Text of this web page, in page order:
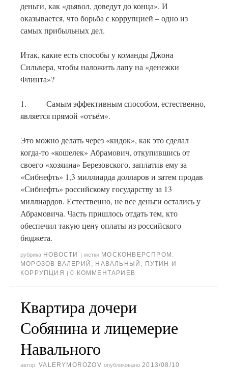
деньги, как «дьявол, доведут до конца». И
оказывается, что борьба с коррупцией – одно из
самых прибыльных дел.
Итак, какие есть способы у команды Джона
Сильвера, чтобы наложить лапу на «денежки
Флинта»?
1. Самым эффективным способом, естественно,
является прямой «отъём».
Это можно делать через «кидок», как это сделал
когда-то «кошелек» Абрамович, откупившись от
своего «хозяина» Березовского, заплатив ему за
«Сибнефть» 1,3 миллиарда долларов и затем продав
«Сибнефть» российскому государству за 13
миллиардов. Естественно, не все деньги остались у
Абрамовича. Часть пришлось отдать тем, кто
обеспечил такую цену оплаты из российского
бюджета.
рубрика НОВОСТИ | метки МОСКОНВЕРСПРОМ.
МОРОЗОВ ВАЛЕРИЙ , НАВАЛЬНЫЙ , ПУТИН И
КОРРУПЦИЯ
| 0 КОММЕНТАРИЕВ
Квартира дочери
Собянина и лицемерие
Навального
автор: VALERYMOROZOV опубликовано 2013/08/10